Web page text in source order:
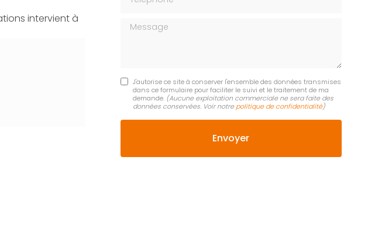
intervient à
Message
J'autorise ce site à conserver l'ensemble des données transmises
dans ce formulaire pour faciliter le suivi et le traitement de ma
demande. (Aucune exploitation commerciale ne sera faite des
données conservées. Voir notre politique de confidentialité)